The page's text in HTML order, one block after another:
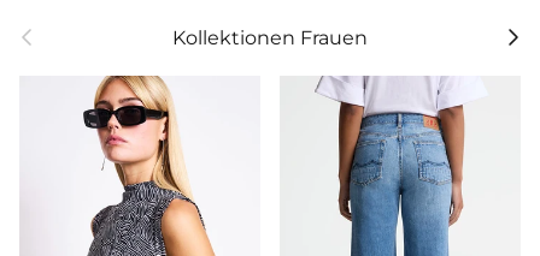
Vorherige Kollektionen Frauen